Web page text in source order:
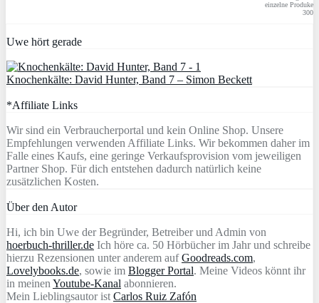
einzelne Produke
300
Uwe hört gerade
Knochenkälte: David Hunter, Band 7 – Simon Beckett
*Affiliate Links
Wir sind ein Verbraucherportal und kein Online Shop. Unsere
Empfehlungen verwenden Affiliate Links. Wir bekommen daher im
Falle eines Kaufs, eine geringe Verkaufsprovision vom jeweiligen
Partner Shop. Für dich entstehen dadurch natürlich keine
zusätzlichen Kosten.
Über den Autor
Hi, ich bin Uwe der Begründer, Betreiber und Admin von
hoerbuch-thriller.de Ich höre ca. 50 Hörbücher im Jahr und schreibe
hierzu Rezensionen unter anderem aufGoodreads.com,
Lovelybooks.de, sowie im Blogger Portal. Meine Videos könnt ihr
in meinen Youtube-Kanal abonnieren.
Mein Lieblingsautor ist Carlos Ruiz Zafón